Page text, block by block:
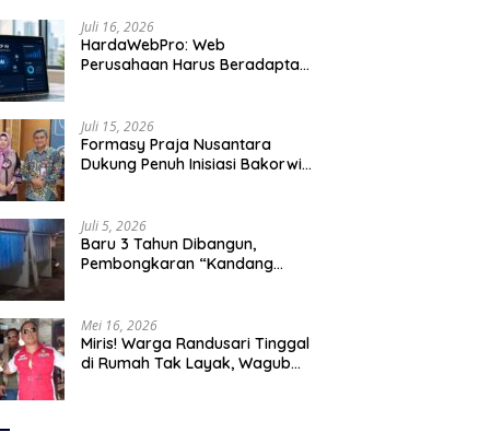
Juli 16, 2026
HardaWebPro: Web
Perusahaan Harus Beradaptasi
Operasional
Juli 15, 2026
Formasy Praja Nusantara
Dukung Penuh Inisiasi Bakorwil
Juli 5, 2026
Baru 3 Tahun Dibangun,
Pembongkaran “Kandang
Mei 16, 2026
Miris! Warga Randusari Tinggal
di Rumah Tak Layak, Wagub